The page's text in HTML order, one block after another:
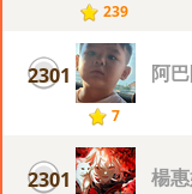
239
2301
7
阿
2301 楊